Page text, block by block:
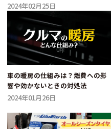
2024年02月25日
車の暖房の仕組みは？燃費への影
響や効かないときの対処法
2024年01月26日